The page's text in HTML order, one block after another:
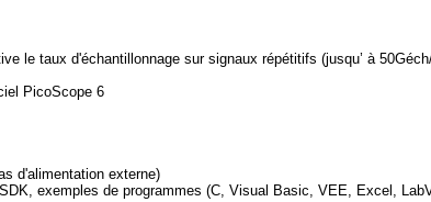
le taux d'échantillonnage sur signaux répétitifs (jusqu’ à
PicoScope 6
d'alimentation externe)
exemples de programmes (C, Visual Basic, VEE, Excel,